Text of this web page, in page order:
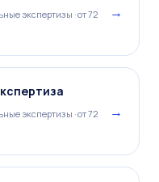
экспертизы · от 72
→
экспертизы · от 72
→